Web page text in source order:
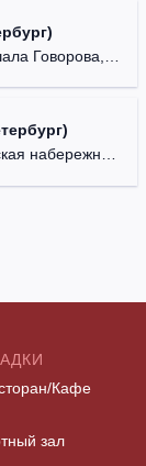
д. 47.
д. 5/2.
Кафе
зал